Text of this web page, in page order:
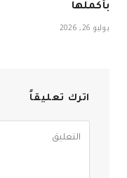
بأكملها
يوليو 26, 2026
اترك تعليقاً